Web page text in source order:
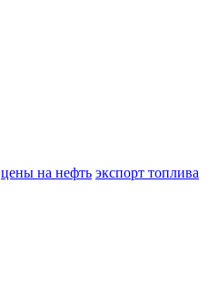
цены на нефть экспорт топлива